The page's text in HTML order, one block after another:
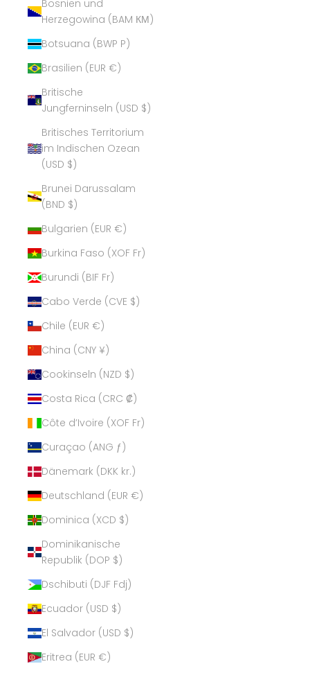
Bosnien und
Herzegowina (BAM КМ)
Botsuana (BWP P)
Brasilien (EUR €)
Britische
Jungferninseln (USD $)
Britisches Territorium
im Indischen Ozean
(USD $)
Brunei Darussalam
(BND $)
Bulgarien (EUR €)
Burkina Faso (XOF Fr)
Burundi (BIF Fr)
Cabo Verde (CVE $)
Chile (EUR €)
China (CNY ¥)
Cookinseln (NZD $)
Costa Rica (CRC ₡)
Côte d’Ivoire (XOF Fr)
Curaçao (ANG ƒ)
Dänemark (DKK kr.)
Deutschland (EUR €)
Dominica (XCD $)
Dominikanische
Republik (DOP $)
Dschibuti (DJF Fdj)
Ecuador (USD $)
El Salvador (USD $)
Eritrea (EUR €)